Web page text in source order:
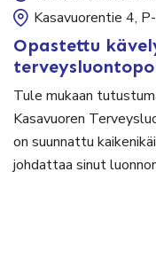
Kasavuorentie 4,
Opastettu
Tule mukaan
Kasavuoren
on suunnattu
johdattaa sinut